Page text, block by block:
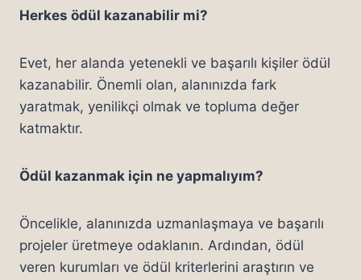
Herkes ödül kazanabilir mi?
Evet, her alanda yetenekli ve başarılı kişiler ödül
kazanabilir. Önemli olan, alanınızda fark
yaratmak, yenilikçi olmak ve topluma değer
katmaktır.
Ödül kazanmak için ne yapmalıyım?
Öncelikle, alanınızda uzmanlaşmaya ve başarılı
projeler üretmeye odaklanın. Ardından, ödül
veren kurumları ve ödül kriterlerini araştırın ve